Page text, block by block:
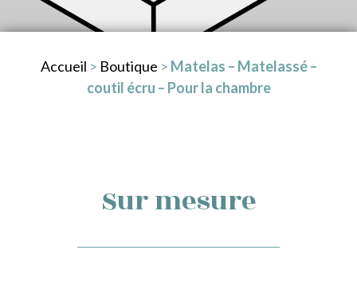
Accueil > Boutique > Matelas – Matelassé –
coutil écru – Pour la chambre
Sur mesure